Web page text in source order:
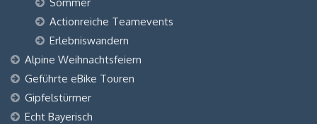
Actionreiche Teamevents
Erlebniswandern
Alpine Weihnachtsfeiern
Geführte eBike Touren
Gipfelstürmer
Echt Bayerisch